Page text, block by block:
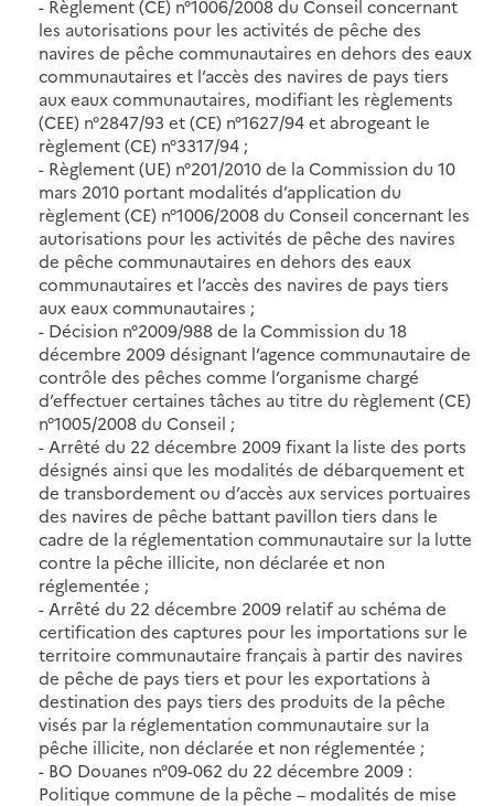
- Règlement (CE) n°1006/2008 du Conseil concernant
les autorisations pour les activités de pêche des
navires de pêche communautaires en dehors des eaux
communautaires et l’accès des navires de pays tiers
aux eaux communautaires, modifiant les règlements
(CEE) n°2847/93 et (CE) n°1627/94 et abrogeant le
règlement (CE) n°3317/94 ;
- Règlement (UE) n°201/2010 de la Commission du 10
mars 2010 portant modalités d’application du
règlement (CE) n°1006/2008 du Conseil concernant les
autorisations pour les activités de pêche des navires
de pêche communautaires en dehors des eaux
communautaires et l’accès des navires de pays tiers
aux eaux communautaires ;
- Décision n°2009/988 de la Commission du 18
décembre 2009 désignant l’agence communautaire de
contrôle des pêches comme l’organisme chargé
d’effectuer certaines tâches au titre du règlement (CE)
n°1005/2008 du Conseil ;
- Arrêté du 22 décembre 2009 fixant la liste des ports
désignés ainsi que les modalités de débarquement et
de transbordement ou d’accès aux services portuaires
des navires de pêche battant pavillon tiers dans le
cadre de la réglementation communautaire sur la lutte
contre la pêche illicite, non déclarée et non
réglementée ;
- Arrêté du 22 décembre 2009 relatif au schéma de
certification des captures pour les importations sur le
territoire communautaire français à partir des navires
de pêche de pays tiers et pour les exportations à
destination des pays tiers des produits de la pêche
visés par la réglementation communautaire sur la
pêche illicite, non déclarée et non réglementée ;
- BO Douanes n°09-062 du 22 décembre 2009 :
Politique commune de la pêche – modalités de mise